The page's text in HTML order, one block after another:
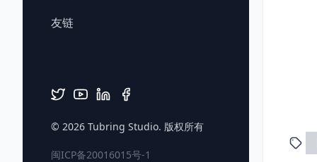
友链
© 2026 Tubring Studio. 版权所有
闽ICP备20016015号-1